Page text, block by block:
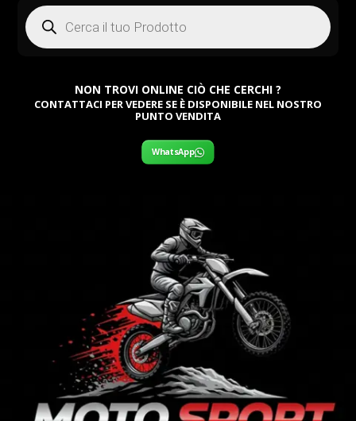
Products
search
NON TROVI ONLINE CIÒ CHE CERCHI ?
CONTATTACI PER VEDERE SE È DISPONIBILE NEL NOSTRO
PUNTO VENDITA
WhatsApp